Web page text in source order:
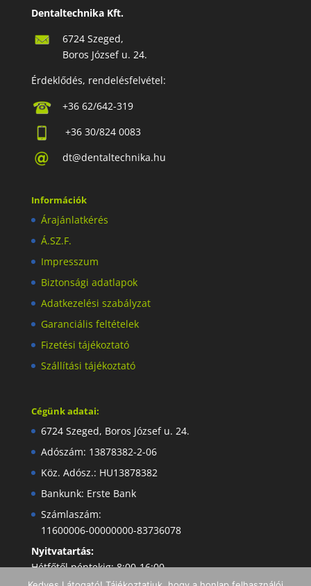
Dentaltechnika Kft.
6724 Szeged,
Boros József u. 24.
Érdeklődés, rendelésfelvétel:
+36 62/642-319
+36 30/824 0083
dt@dentaltechnika.hu
Információk
Árajánlatkérés
Á.SZ.F.
Impresszum
Biztonsági adatlapok
Adatkezelési szabályzat
Garanciális feltételek
Fizetési tájékoztató
Szállítási tájékoztató
Cégünk adatai:
6724 Szeged, Boros József u. 24.
Adószám: 13878382-2-06
Köz. Adósz.: HU13878382
Bankunk: Erste Bank
Számlaszám:
11600006-00000000-83736078
Nyitvatartás:
Hétfőtől péntekig: 8:00-16:00